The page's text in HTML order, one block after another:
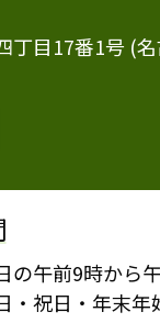
丁目17番1号 (
の午前9時から
・祝日・年末年